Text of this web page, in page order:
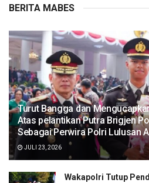
BERITA MABES
Turut Bangga dan
Atas pelantikan Putra Brigjen
Sebagai Perwira Polri Lulusan
JULI 23, 2026
Wakapolri Tutup